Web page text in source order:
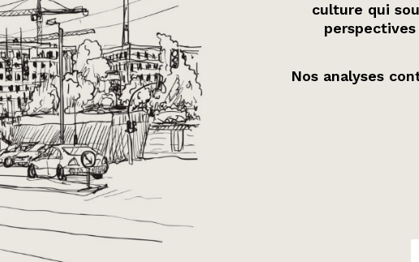
culture qui
Nos analyses